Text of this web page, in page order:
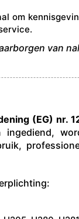
om
van
(EG) nr.